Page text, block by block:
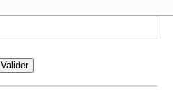
Valider